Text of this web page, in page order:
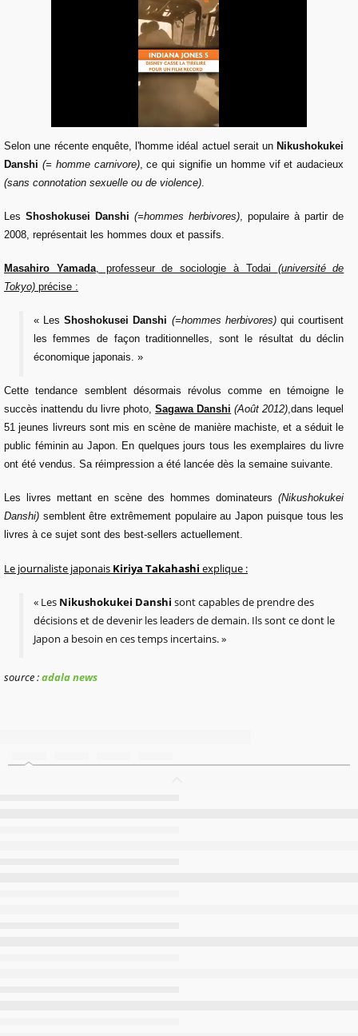
Selon une récente enquête, l'homme idéal actuel serait un Nikushokukei
Danshi (= homme carnivore), ce qui signifie un homme vif et audacieux
(sans connotation sexuelle ou de violence).
LesShoshokusei Danshi (=hommes herbivores), populaire à partir de
2008, représentait les hommes doux et passifs.
Masahiro Yamada, professeur de sociologie à Todai (université de
Tokyo) précise :
« LesShoshokusei Danshi (=hommes herbivores)qui courtisent
les femmes de façon traditionnelles, sont le résultat du déclin
économique japonais. »
Cette tendance semblent désormais révolus comme en témoigne le
succès inattendu du livre photo,Sagawa Danshi (Août 2012),dans lequel
51 jeunes livreurs sont mis en scène de manière machiste, et a séduit le
public féminin au Japon. En quelques jours tous les exemplaires du livre
ont été vendus. Sa réimpression a été lancée dès la semaine suivante.
Les livres mettant en scène des hommes dominateurs(Nikushokukei
Danshi) semblent être extrêmement populaire au Japon puisque tous les
livres à ce sujet sont des best-sellers actuellement.
Le journaliste japonais Kiriya Takahashi explique :
« Les Nikushokukei Danshi sont capables de prendre des
décisions et de devenir les leaders de demain. Ils sont ce dont le
Japon a besoin en ces temps incertains. »
source :adala news